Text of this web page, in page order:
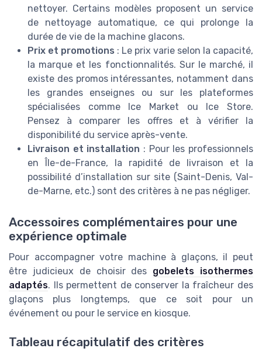
nettoyer. Certains modèles proposent un service
de nettoyage automatique, ce qui prolonge la
durée de vie de la machine glacons.
Prix et promotions : Le prix varie selon la capacité,
la marque et les fonctionnalités. Sur le marché, il
existe des promos intéressantes, notamment dans
les grandes enseignes ou sur les plateformes
spécialisées comme Ice Market ou Ice Store.
Pensez à comparer les offres et à vérifier la
disponibilité du service après-vente.
Livraison et installation : Pour les professionnels
en Île-de-France, la rapidité de livraison et la
possibilité d’installation sur site (Saint-Denis, Val-
de-Marne, etc.) sont des critères à ne pas négliger.
Accessoires complémentaires pour une
expérience optimale
Pour accompagner votre machine à glaçons, il peut
être judicieux de choisir des gobelets isothermes
adaptés. Ils permettent de conserver la fraîcheur des
glaçons plus longtemps, que ce soit pour un
événement ou pour le service en kiosque.
Tableau récapitulatif des critères